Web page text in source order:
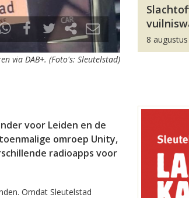
via DAB+. (Foto's: Sleutelstad)
voor Leiden en de
omroep Unity,
radioapps voor
Omdat Sleutelstad
8